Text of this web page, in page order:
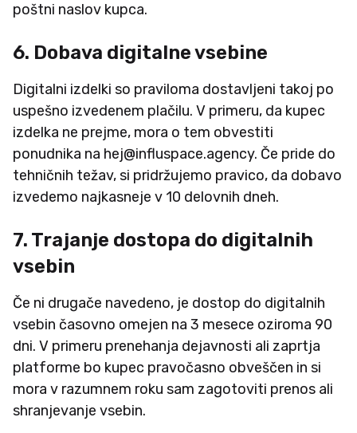
poštni naslov kupca.
6. Dobava digitalne vsebine
Digitalni izdelki so praviloma dostavljeni takoj po
uspešno izvedenem plačilu. V primeru, da kupec
izdelka ne prejme, mora o tem obvestiti
ponudnika na hej@influspace.agency. Če pride do
tehničnih težav, si pridržujemo pravico, da dobavo
izvedemo najkasneje v 10 delovnih dneh.
7. Trajanje dostopa do digitalnih
vsebin
Če ni drugače navedeno, je dostop do digitalnih
vsebin časovno omejen na 3 mesece oziroma 90
dni. V primeru prenehanja dejavnosti ali zaprtja
platforme bo kupec pravočasno obveščen in si
mora v razumnem roku sam zagotoviti prenos ali
shranjevanje vsebin.